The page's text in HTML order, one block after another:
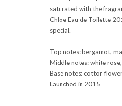
saturated with the
Chloe Eau de Toilette
special.
Top notes: bergamot,
Middle notes: white
Base notes: cotton
Launched in 2015